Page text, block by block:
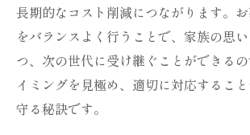
長期的なコスト削減につながります。
をバランスよく行うことで、家族の思
つ、次の世代に受け継ぐことができる
イミングを見極め、適切に対応するこ
守る秘訣です。